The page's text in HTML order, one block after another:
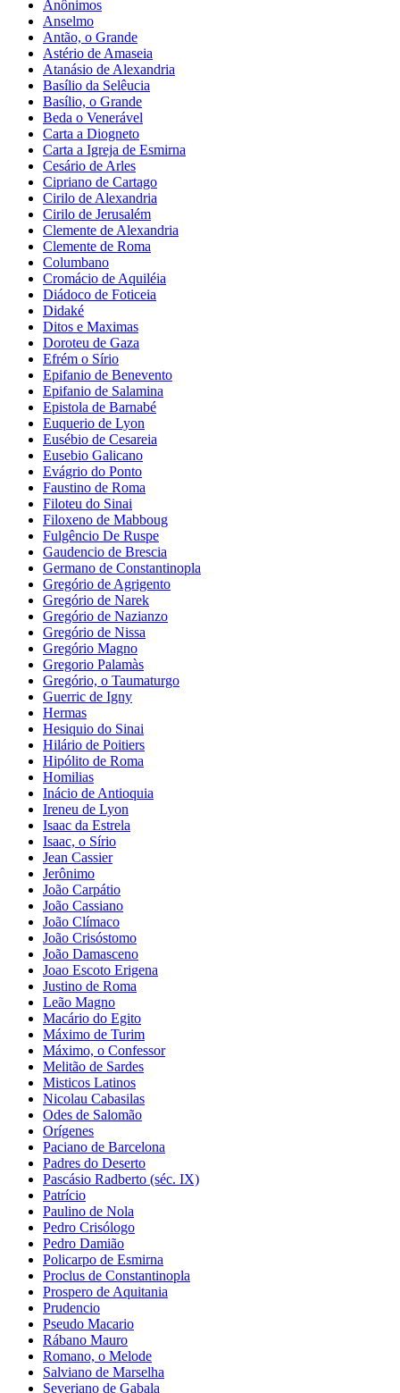
Anônimos
Anselmo
Antão, o Grande
Astério de Amaseia
Atanásio de Alexandria
Basílio da Selêucia
Basílio, o Grande
Beda o Venerável
Carta a Diogneto
Carta a Igreja de Esmirna
Cesário de Arles
Cipriano de Cartago
Cirilo de Alexandria
Cirilo de Jerusalém
Clemente de Alexandria
Clemente de Roma
Columbano
Cromácio de Aquiléia
Diádoco de Foticeia
Didaké
Ditos e Maximas
Doroteu de Gaza
Efrém o Sírio
Epifanio de Benevento
Epifanio de Salamina
Epistola de Barnabé
Euquerio de Lyon
Eusébio de Cesareia
Eusebio Galicano
Evágrio do Ponto
Faustino de Roma
Filoteu do Sinai
Filoxeno de Mabboug
Fulgêncio De Ruspe
Gaudencio de Brescia
Germano de Constantinopla
Gregório de Agrigento
Gregório de Narek
Gregório de Nazianzo
Gregório de Nissa
Gregório Magno
Gregorio Palamàs
Gregório, o Taumaturgo
Guerric de Igny
Hermas
Hesiquio do Sinai
Hilário de Poitiers
Hipólito de Roma
Homilias
Inácio de Antioquia
Ireneu de Lyon
Isaac da Estrela
Isaac, o Sírio
Jean Cassier
Jerônimo
João Carpátio
João Cassiano
João Clímaco
João Crisóstomo
João Damasceno
Joao Escoto Erigena
Justino de Roma
Leão Magno
Macário do Egito
Máximo de Turim
Máximo, o Confessor
Melitão de Sardes
Misticos Latinos
Nicolau Cabasilas
Odes de Salomão
Orígenes
Paciano de Barcelona
Padres do Deserto
Pascásio Radberto (séc. IX)
Patrício
Paulino de Nola
Pedro Crisólogo
Pedro Damião
Policarpo de Esmirna
Proclus de Constantinopla
Prospero de Aquitania
Prudencio
Pseudo Macario
Rábano Mauro
Romano, o Melode
Salviano de Marselha
Severiano de Gabala